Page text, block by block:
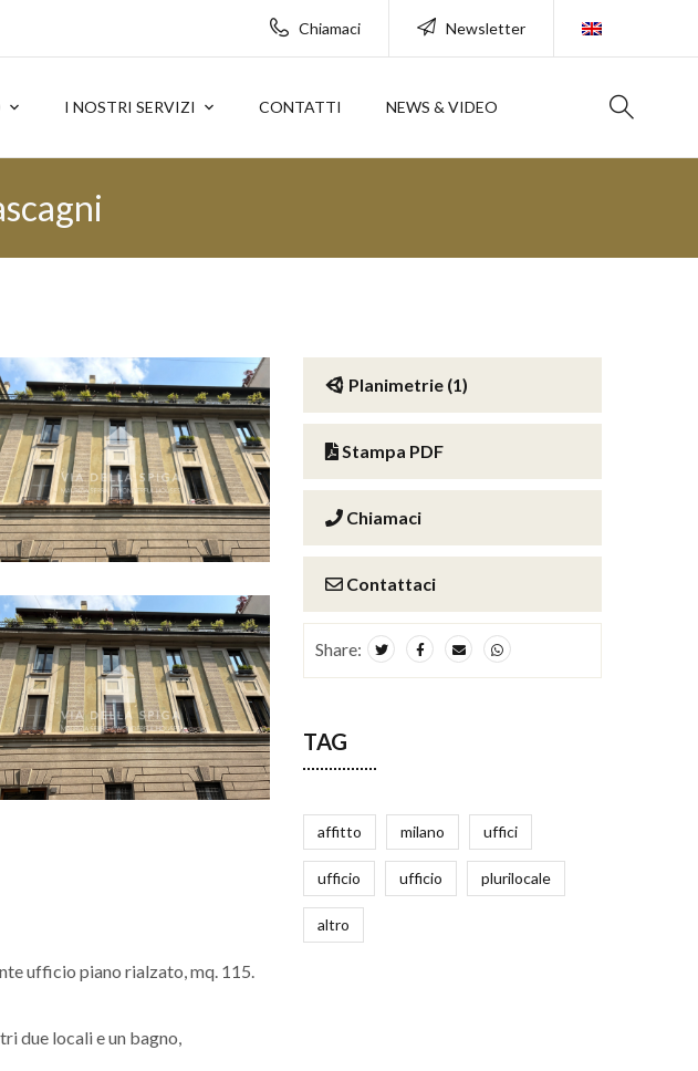
Chiamaci Newsletter
I NOSTRI SERVIZI CONTATTI NEWS & VIDEO
ufficio piano rialzato, mq. 115.
due locali e un bagno,
Planimetrie (1)
Stampa PDF
Chiamaci
Contattaci
Share:
TAG
affitto milano uffici
ufficio ufficio plurilocale
altro